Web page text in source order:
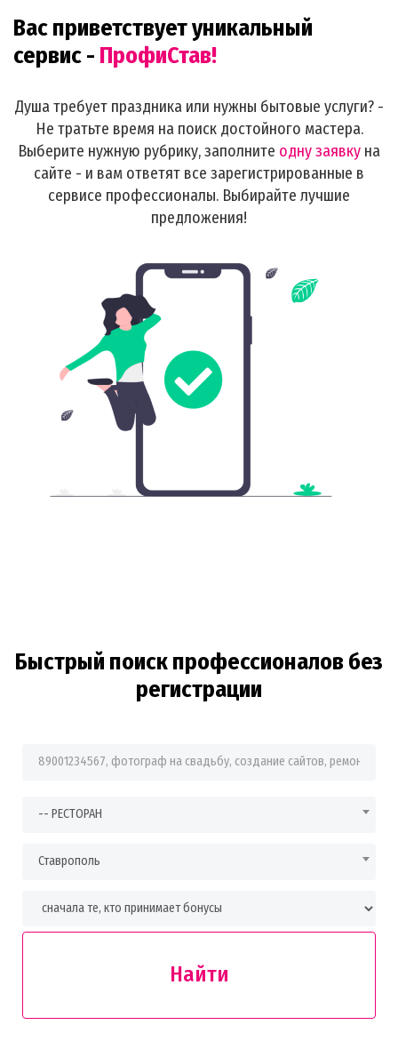
Вас приветствует уникальный
сервис - ПрофиСтав!
Душа требует праздника или нужны бытовые услуги? -
Не тратьте время на поиск достойного мастера.
Выберите нужную рубрику, заполните одну заявку на
сайте - и вам ответят все зарегистрированные в
сервисе профессионалы. Выбирайте лучшие
предложения!
Быстрый поиск профессионалов без
регистрации
Фраза для поиска
-- РЕСТОРАН
Ставрополь
Найти